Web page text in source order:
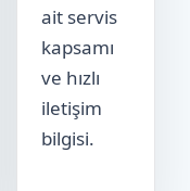
ait servis
kapsamı
ve hızlı
iletişim
bilgisi.